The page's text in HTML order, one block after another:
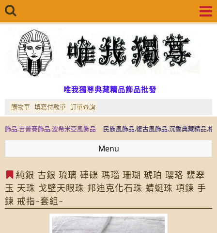
唯我獨尊典藏精品飾品批發
購物車 填寫付款單 訂單查詢
賽飾品,波希米亞風飾品 民族風飾品,復古風飾品,沉香典藏精品,檜木典藏精
Menu
純銀 古銀 琉璃 硨磲 瑪瑙 珊瑚 琥珀 瓔珞 翡翠
玉 天珠 戈壁天眼珠 邦迪克化石珠 蜻蜓珠 項鍊 手
鍊 戒指~套組~